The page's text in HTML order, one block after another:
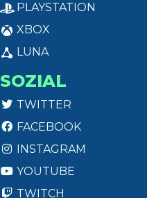
PLAYSTATION
XBOX
LUNA
SOZIAL
TWITTER
FACEBOOK
INSTAGRAM
YOUTUBE
TWITCH